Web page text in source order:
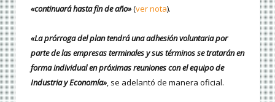
«continuará hasta fin de año»(ver nota).
«La prórroga del plan tendrá una adhesión voluntaria por
parte de las empresas terminales y sus términos se tratarán en
forma individual en próximas reuniones con el equipo de
Industria y Economía», se adelantó de manera oficial.